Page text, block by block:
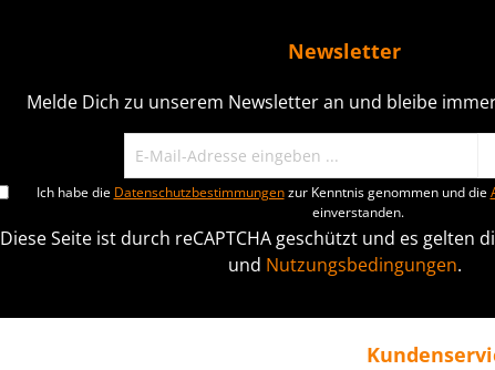
Newsletter
Melde Dich zu unserem Newsletter an und bleibe
Ich habe die Datenschutzbestimmungenzur Kenntnis genommen und die
einverstanden.
Diese Seite ist durch reCAPTCHA geschützt und es gelten
und Nutzungsbedingungen.